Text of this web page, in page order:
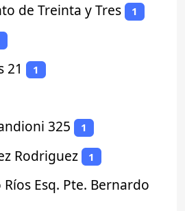
de Treinta y Tres 1
21 1
325 1
Rodriguez 1
Ríos Esq. Pte. Bernardo